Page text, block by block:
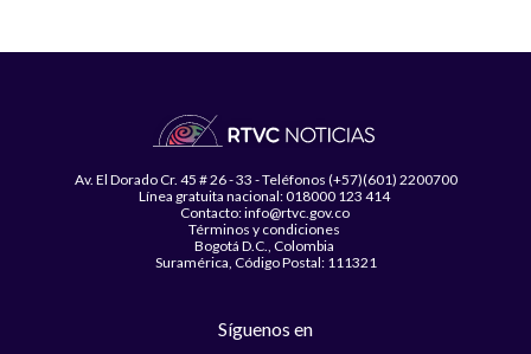
Av. El Dorado Cr. 45 # 26 - 33 - Teléfonos (+57)(601) 2200700
Línea gratuita nacional: 018000 123 414
Contacto: info@rtvc.gov.co
Términos y condiciones
Bogotá D.C., Colombia
Suramérica, Código Postal: 111321
Síguenos en